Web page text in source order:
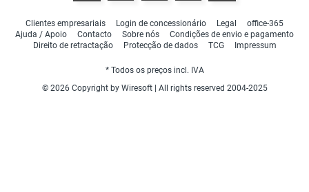
Clientes empresariais Login de concessionário Legal
office-365
Ajuda / Apoio
Contacto Sobre nós
Condições de envio e pagamento
Direito de retractação
Protecção de dados TCG Impressum
* Todos os preços incl. IVA
© 2026 Copyright by Wiresoft | All rights reserved 2004-2025